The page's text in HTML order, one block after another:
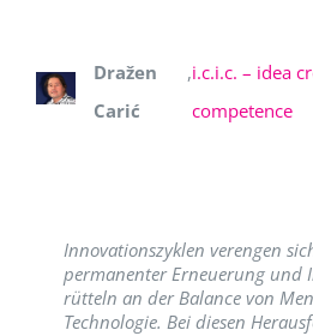
Dražen
Carić
,i.c.i.c. – idea
competence
Innovationszyklen verengen
permanenter Erneuerung und
rütteln an der Balance von
Technologie. Bei diesen